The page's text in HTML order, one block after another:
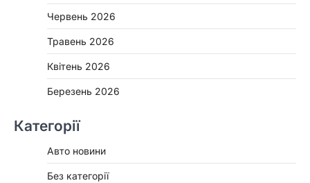
Червень 2026
Травень 2026
Квітень 2026
Березень 2026
Категорії
Авто новини
Без категорії